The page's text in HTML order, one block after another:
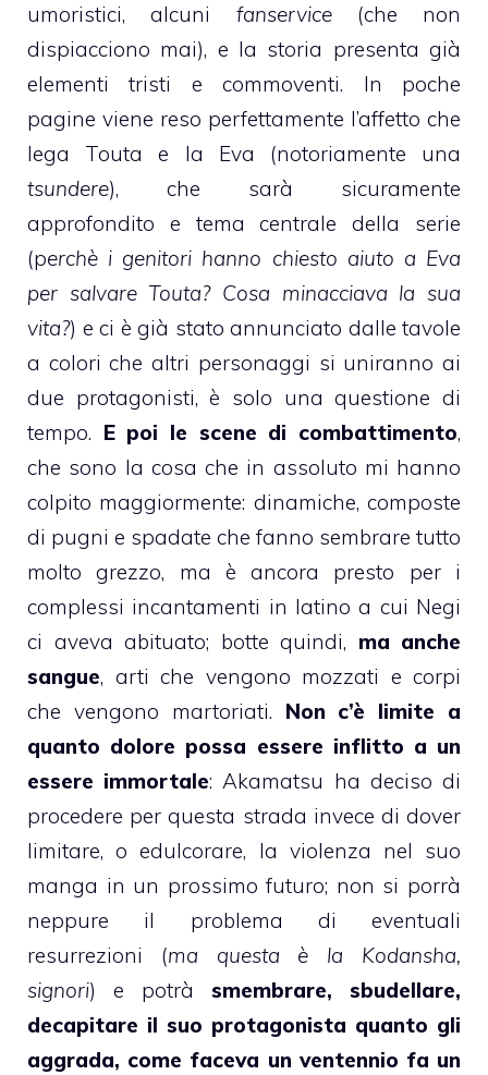
umoristici, alcuni fanservice(che non
dispiacciono mai), e la storia presenta già
elementi tristi e commoventi. In poche
pagine viene reso perfettamente l’affetto che
lega Touta e la Eva (notoriamente una
tsundere), che sarà sicuramente
approfondito e tema centrale della serie
(perchè i genitori hanno chiesto aiuto a Eva
per salvare Touta? Cosa minacciava la sua
vita?) e ci è già stato annunciato dalle tavole
a colori che altri personaggi si uniranno ai
due protagonisti, è solo una questione di
tempo. E poi le scene di combattimento,
che sono la cosa che in assoluto mi hanno
colpito maggiormente: dinamiche, composte
di pugni e spadate che fanno sembrare tutto
molto grezzo, ma è ancora presto per i
complessi incantamenti in latino a cui Negi
ci aveva abituato; botte quindi, ma anche
sangue, arti che vengono mozzati e corpi
che vengono martoriati. Non c’è limite a
quanto dolore possa essere inflitto a un
essere immortale: Akamatsu ha deciso di
procedere per questa strada invece di dover
limitare, o edulcorare, la violenza nel suo
manga in un prossimo futuro; non si porrà
neppure il problema di eventuali
resurrezioni (ma questa è la Kodansha,
signori) e potrà smembrare, sbudellare,
decapitare il suo protagonista quanto gli
aggrada, come faceva un ventennio fa un